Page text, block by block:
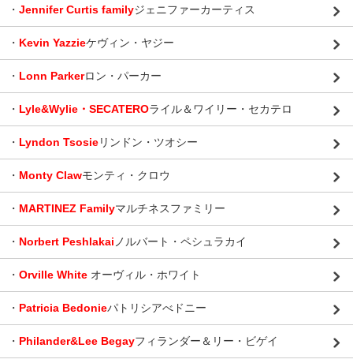
・ Jennifer Curtis familyジェニファーカーティス
・ Kevin Yazzieケヴィン・ヤジー
・ Lonn Parkerロン・パーカー
・ Lyle&Wylie・SECATEROライル＆ワイリー・セカテロ
・ Lyndon Tsosieリンドン・ツオシー
・ Monty Clawモンティ・クロウ
・ MARTINEZ Familyマルチネスファミリー
・ Norbert Peshlakai ノルバート・ペシュラカイ
・ Orville White オーヴィル・ホワイト
・ Patricia Bedonieパトリシアべドニー
・ Philander&Lee Begayフィランダー＆リー・ビゲイ